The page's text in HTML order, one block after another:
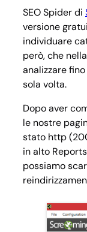
SEO Spider di
versione
individuare
però, che
analizzare
sola volta.
Dopo aver
le nostre
stato http
in alto
possiamo